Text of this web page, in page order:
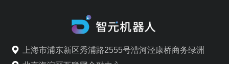
上海市浦东新区秀浦路2555号漕河泾康桥商务绿洲